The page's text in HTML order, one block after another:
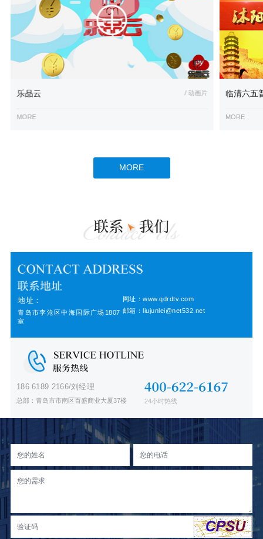
乐品云 / 动画片
MORE
临清六五
MORE
MORE
地址：
青岛市李沧区中海国际广场1807
室
网址：www.qdrdtv.com
邮箱：liujunlei@net532.net
186 6189 2166/刘经理
总部：青岛市市南区百盛商业大厦37楼 24小时热线